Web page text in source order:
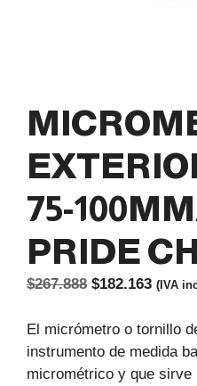
75-
PRIDE CH
$267.888 El
original
era:
$267.888.
$182.163El
actual
es:
(IVA
El micrómetro o tornillo
instrumento de medida
micrométrico y que